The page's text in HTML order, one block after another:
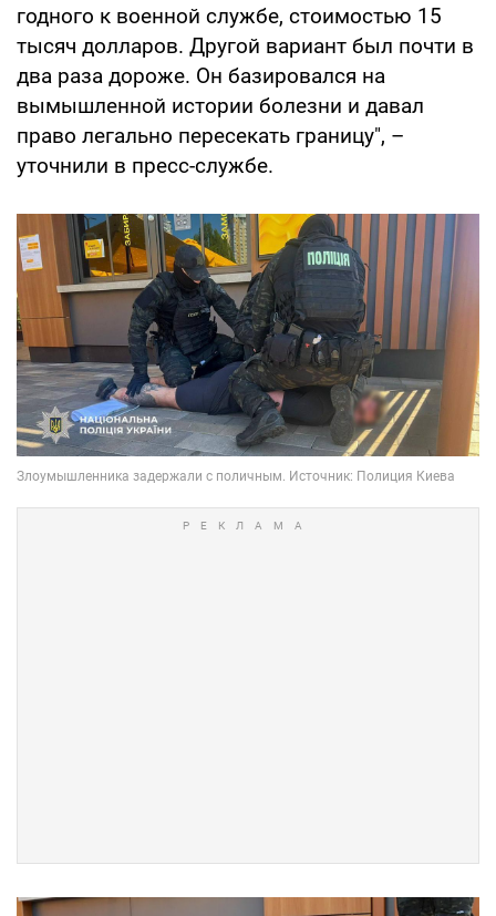
годного к военной службе, стоимостью 15
тысяч долларов. Другой вариант был почти в
два раза дороже. Он базировался на
вымышленной истории болезни и давал
право легально пересекать границу", –
уточнили в пресс-службе.